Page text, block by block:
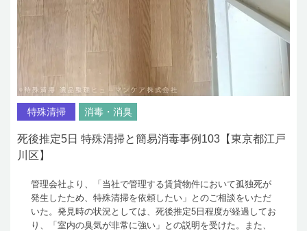
特殊清掃 消毒・消臭
死後推定5日 特殊清掃と簡易消毒事例103【東京都江戸
川区】
管理会社より、「当社で管理する賃貸物件において孤独死が
発生したため、特殊清掃を依頼したい」とのご相談をいただ
いた。発見時の状況としては、死後推定5日程度が経過してお
り、「室内の臭気が非常に強い」との説明を受けた。また、